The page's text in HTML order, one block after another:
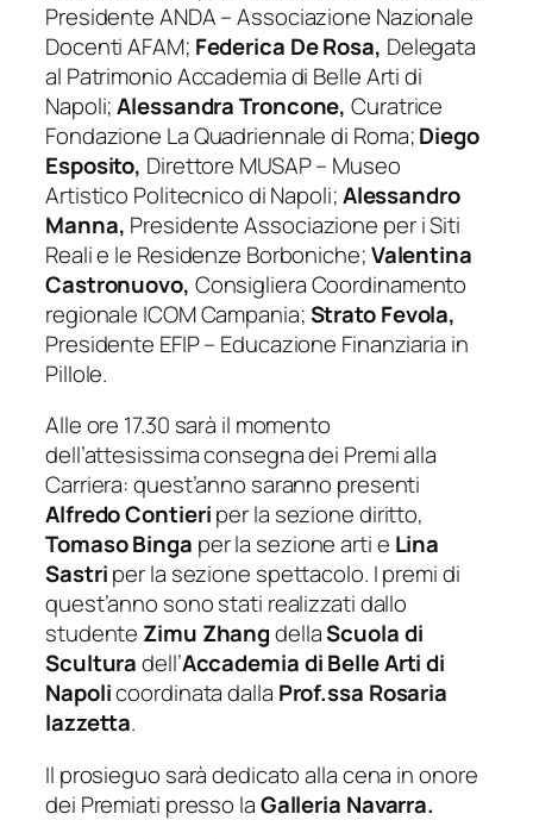
Presidente ANDA – Associazione Nazionale
Docenti AFAM; Federica De Rosa, Delegata
al Patrimonio Accademia di Belle Arti di
Napoli;Alessandra Troncone,Curatrice
Fondazione La Quadriennale di Roma;Diego
Esposito, Direttore MUSAP – Museo
Artistico Politecnico di Napoli;Alessandro
Manna, Presidente Associazione per i Siti
Reali e le Residenze Borboniche;Valentina
Castronuovo, Consigliera Coordinamento
regionale ICOM Campania;Strato Fevola,
Presidente EFIP – Educazione Finanziaria in
Pillole.
Alle ore 17.30 sarà il momento
dell’attesissima consegna dei Premi alla
Carriera: quest’anno saranno presenti
Alfredo Contieriper la sezione diritto,
Tomaso Binga per la sezione arti e Lina
Sastriper la sezione spettacolo. I premi di
quest’anno sono stati realizzati dallo
studente Zimu ZhangdellaScuola di
Sculturadell’Accademia di Belle Arti di
Napolicoordinata dalla Prof.ssa Rosaria
Iazzetta.
Il prosieguo sarà dedicato alla cena in onore
dei Premiati presso laGalleria Navarra.